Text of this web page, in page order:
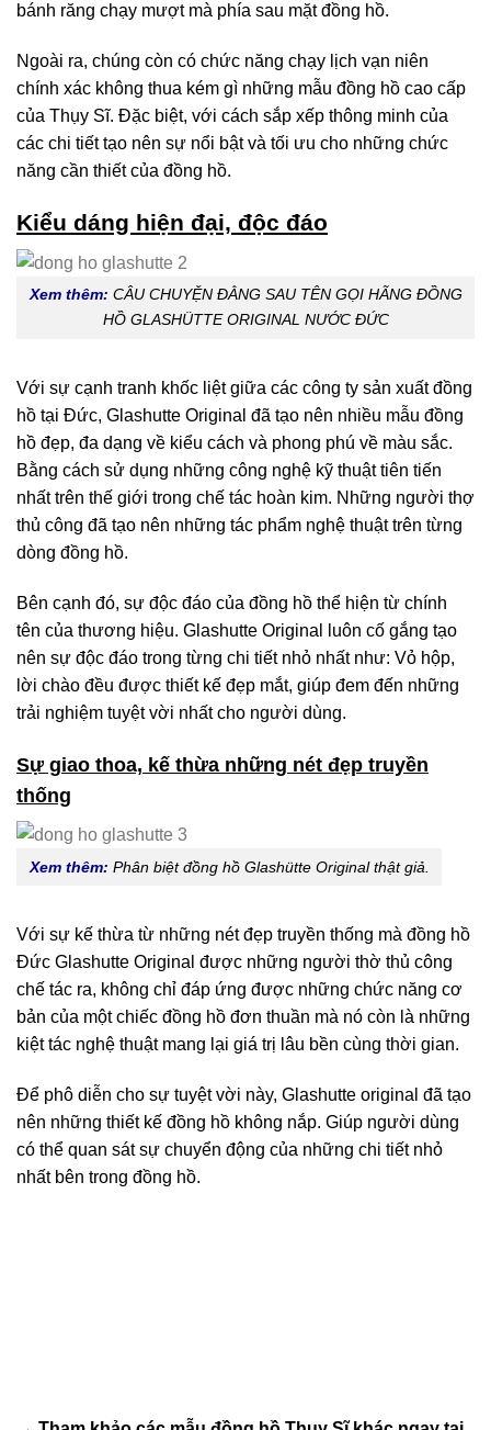
bánh răng chạy mượt mà phía sau mặt đồng hồ.
Ngoài ra, chúng còn có chức năng chạy lịch vạn niên
chính xác không thua kém gì những mẫu đồng hồ cao cấp
của Thụy Sĩ. Đặc biệt, với cách sắp xếp thông minh của
các chi tiết tạo nên sự nổi bật và tối ưu cho những chức
năng cần thiết của đồng hồ.
Kiểu dáng hiện đại, độc đáo
Xem thêm: CÂU CHUYỆN ĐẰNG SAU TÊN GỌI HÃNG ĐỒNG
HỒ GLASHÜTTE ORIGINAL NƯỚC ĐỨC
Với sự cạnh tranh khốc liệt giữa các công ty sản xuất đồng
hồ tại Đức, Glashutte Original đã tạo nên nhiều mẫu đồng
hồ đẹp, đa dạng về kiểu cách và phong phú về màu sắc.
Bằng cách sử dụng những công nghệ kỹ thuật tiên tiến
nhất trên thế giới trong chế tác hoàn kim. Những người thợ
thủ công đã tạo nên những tác phẩm nghệ thuật trên từng
dòng đồng hồ.
Bên cạnh đó, sự độc đáo của đồng hồ thể hiện từ chính
tên của thương hiệu. Glashutte Original luôn cố gắng tạo
nên sự độc đáo trong từng chi tiết nhỏ nhất như: Vỏ hộp,
lời chào đều được thiết kế đẹp mắt, giúp đem đến những
trải nghiệm tuyệt vời nhất cho người dùng.
Sự giao thoa, kế thừa những nét đẹp truyền
thống
Xem thêm: Phân biệt đồng hồ Glashütte Original thật giả.
Với sự kế thừa từ những nét đẹp truyền thống mà đồng hồ
Đức Glashutte Original được những người thờ thủ công
chế tác ra, không chỉ đáp ứng được những chức năng cơ
bản của một chiếc đồng hồ đơn thuần mà nó còn là những
kiệt tác nghệ thuật mang lại giá trị lâu bền cùng thời gian.
Để phô diễn cho sự tuyệt vời này, Glashutte original đã tạo
nên những thiết kế đồng hồ không nắp. Giúp người dùng
có thể quan sát sự chuyển động của những chi tiết nhỏ
nhất bên trong đồng hồ.